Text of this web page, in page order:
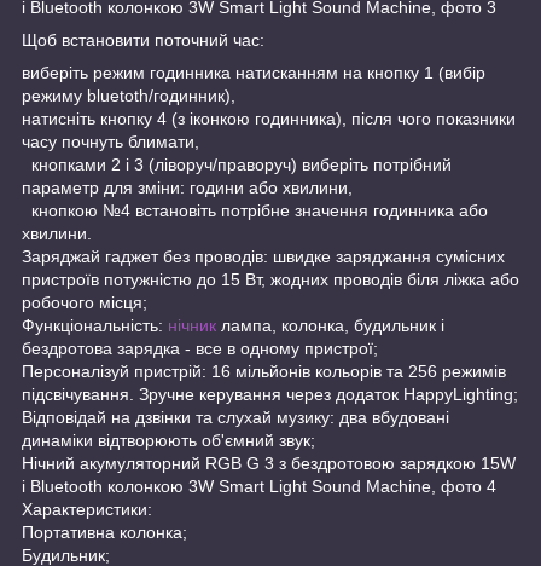
і Bluetooth колонкою 3W Smart Light Sound Machine, фото 3
Щоб встановити поточний час:
виберіть режим годинника натисканням на кнопку 1 (вибір
режиму bluetoth/годинник),
натисніть кнопку 4 (з іконкою годинника), після чого показники
часу почнуть блимати,
кнопками 2 і 3 (ліворуч/праворуч) виберіть потрібний
параметр для зміни: години або хвилини,
кнопкою №4 встановіть потрібне значення годинника або
хвилини.
Заряджай гаджет без проводів: швидке заряджання сумісних
пристроїв потужністю до 15 Вт, жодних проводів біля ліжка або
робочого місця;
Функціональність: нічник лампа, колонка, будильник і
бездротова зарядка - все в одному пристрої;
Персоналізуй пристрій: 16 мільйонів кольорів та 256 режимів
підсвічування. Зручне керування через додаток HappyLighting;
Відповідай на дзвінки та слухай музику: два вбудовані
динаміки відтворюють об'ємний звук;
Нічний акумуляторний RGB G 3 з бездротовою зарядкою 15W
і Bluetooth колонкою 3W Smart Light Sound Machine, фото 4
Характеристики:
Портативна колонка;
Будильник;